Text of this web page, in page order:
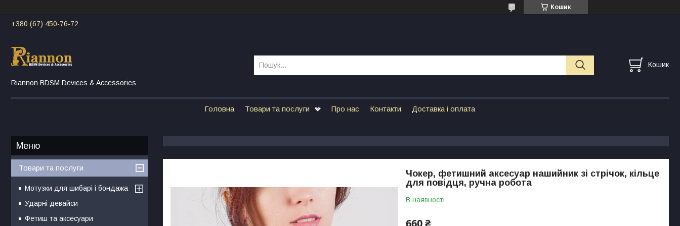
Кошик
+380 (67) 450-76-72
Riannon BDSM Devices & Accessories
Кошик
Головна Товари та послуги Про нас Контакти Доставка і оплата
Чокер, фетишний аксесуар нашийник зі стрічок, кільце
для повідця, ручна робота
В наявності
660 ₴
Товари та послуги
Мотузки для шибарі і бондажа
Ударні девайси
Фетиш та аксесуари